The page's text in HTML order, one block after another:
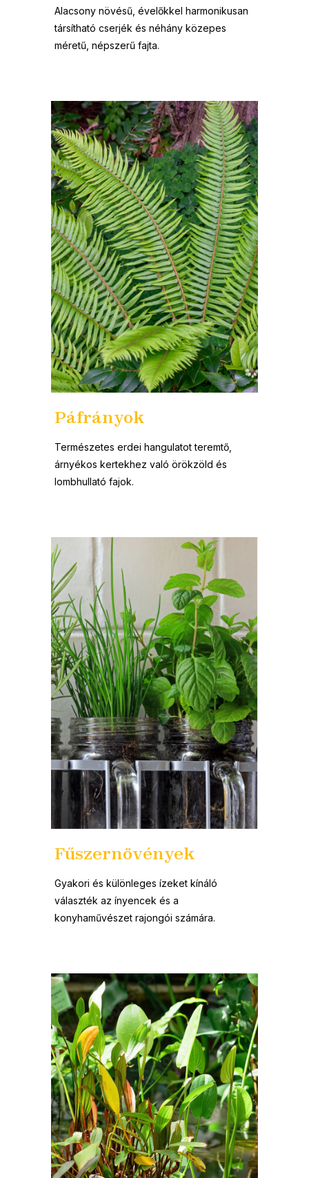
Alacsony növésű, évelőkkel harmonikusan
társítható cserjék és néhány közepes
méretű, népszerű fajta.
Páfrányok
Természetes erdei hangulatot teremtő,
árnyékos kertekhez való örökzöld és
lombhullató fajok.
Fűszernövények
Gyakori és különleges ízeket kínáló
választék az ínyencek és a
konyhaművészet rajongói számára.